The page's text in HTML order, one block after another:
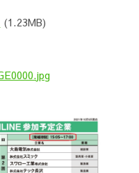
(1.23MB)